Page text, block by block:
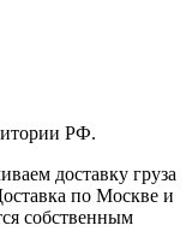
РФ.
доставку груза
по Москве и
собственным